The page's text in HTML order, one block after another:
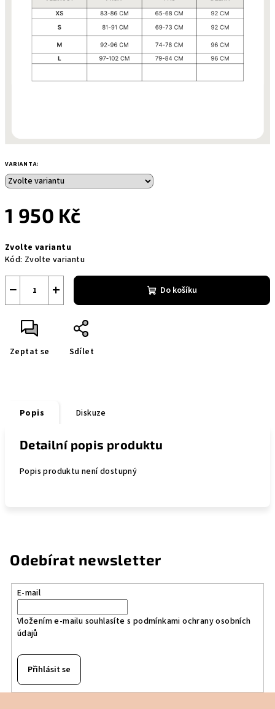
VARIANTA:
1 950 Kč
cena:
Zvolte variantu
Kód: Zvolte variantu
+
− Do košíku
Zeptat se Sdílet
Popis Diskuze
Detailní popis produktu
Popis produktu není dostupný
Odebírat newsletter
E-mail
Vložením e-mailu souhlasíte s podmínkami ochrany osobních
údajů
Přihlásit se